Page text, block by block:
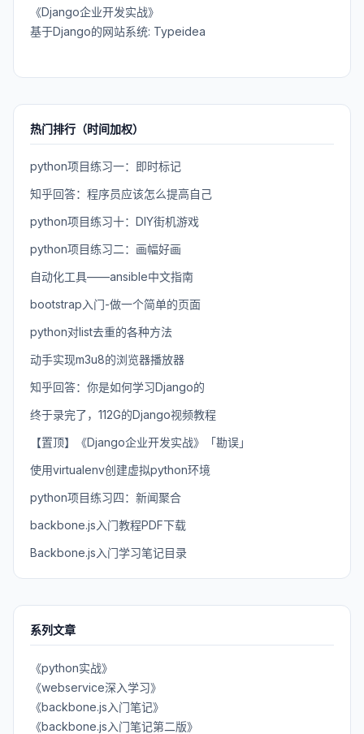
《Django企业开发实战》
基于Django的网站系统: Typeidea
热门排行（时间加权）
python项目练习一：即时标记
知乎回答：程序员应该怎么提高自己
python项目练习十：DIY街机游戏
python项目练习二：画幅好画
自动化工具——ansible中文指南
bootstrap入门-做一个简单的页面
python对list去重的各种方法
动手实现m3u8的浏览器播放器
知乎回答：你是如何学习Django的
终于录完了，112G的Django视频教程
【置顶】《Django企业开发实战》「勘误」
使用virtualenv创建虚拟python环境
python项目练习四：新闻聚合
backbone.js入门教程PDF下载
Backbone.js入门学习笔记目录
系列文章
《python实战》
《webservice深入学习》
《backbone.js入门笔记》
《backbone.js入门笔记第二版》